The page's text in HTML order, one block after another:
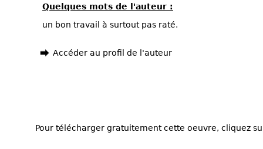
Quelques mots de l'auteur :
un bon travail à surtout pas raté.
Accéder au profil de l'auteur
Pour télécharger gratuitement cette oeuvre, cliquez